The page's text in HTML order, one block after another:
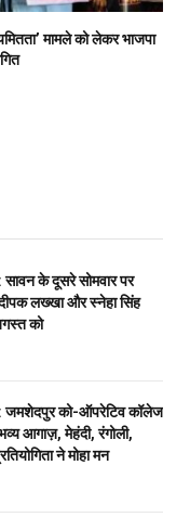
मामले को लेकर भाजपा
के दूसरे सोमवार पर
लख्खा और स्नेहा सिंह
को
जमशेदपुर को-ऑपरेटिव कॉलेज
आगाज़, मेहंदी, रंगोली,
ने मोहा मन